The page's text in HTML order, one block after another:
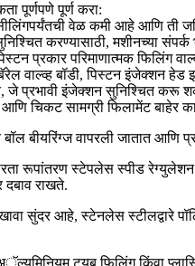
पूर्णपणे पूर्ण करा:
वेळ कमी आहे आणि ती
सुनिश्चित करण्यासाठी, मशीनच्या
प्रकार परिमाणात्मक फिलिंग
वाल्व्ह बॉडी, पिस्टन इंजेक्शन
प्रभावी इंजेक्शन सुनिश्चित करू
चिकट सामग्री फिलामेंट बाहेर
बीयरिंग्ज वापरली जातात
रूपांतरण स्टेपलेस स्पीड
राखते.
सुंदर आहे, स्टेनलेस स्टीलद्वारे
ट्यूब फिलिंग किंवा